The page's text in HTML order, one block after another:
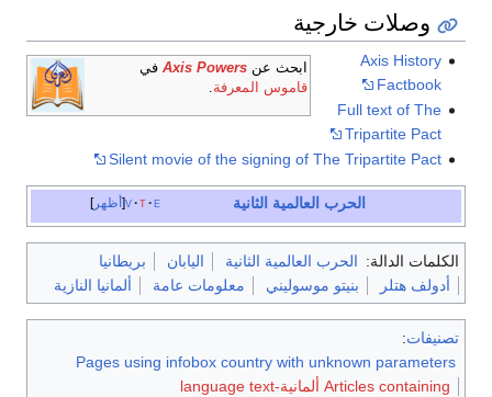
وصلات خارجية
ابحث عنAxis Powers في
قاموس المعرفة.
Axis History
Factbook
Full text of The
Tripartite Pact
Silent movie of the signing of The Tripartite Pact
أظهر v t e الحرب العالمية الثانية
الكلمات الدالة: الحرب العالمية الثانية اليابان
بريطانيا
أدولف هتلر
بنيتو موسوليني معلومات عامة ألمانيا النازية
تصنيفات:
Pages using infobox country with unknown parameters
Articles containing ألمانية-language text